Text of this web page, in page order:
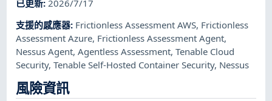
已更新:2026/7/17
支援的感應器: Frictionless Assessment AWS, Frictionless
Assessment Azure, Frictionless Assessment Agent,
Nessus Agent,Agentless Assessment,Tenable Cloud
Security,Tenable Self-Hosted Container Security, Nessus
風險資訊